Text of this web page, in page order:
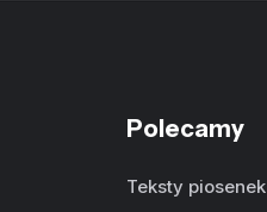
Polecamy
Teksty piosenek